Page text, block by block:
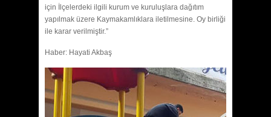
için İlçelerdeki ilgili kurum ve kuruluşlara dağıtım
yapılmak üzere Kaymakamlıklara iletilmesine. Oy birliği
ile karar verilmiştir.”
Haber: Hayati Akbaş